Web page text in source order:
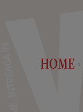
HOME >